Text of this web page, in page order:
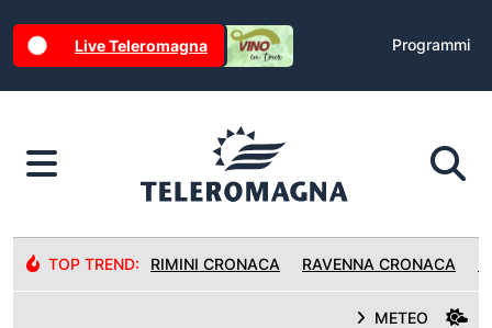
Live Teleromagna Programmi
TOP TREND: RIMINI CRONACA RAVENNA CRONACA
METEO